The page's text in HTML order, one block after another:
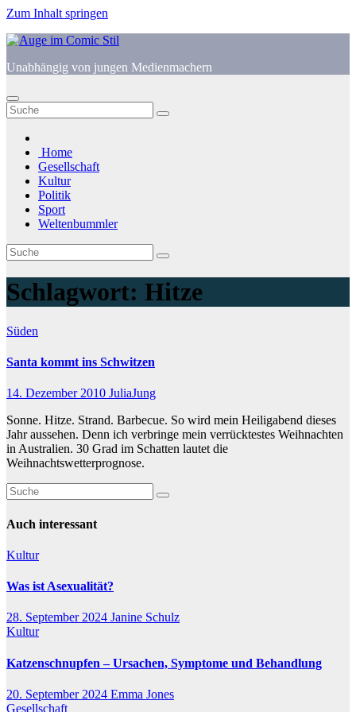
Zum Inhalt springen
Unabhängig von jungen Medienmachern
Home
Gesellschaft
Kultur
Politik
Sport
Weltenbummler
Schlagwort: Hitze
Süden
Santa kommt ins Schwitzen
14. Dezember 2010 JuliaJung
Sonne. Hitze. Strand. Barbecue. So wird mein Heiligabend dieses
Jahr aussehen. Denn ich verbringe mein verrücktestes Weihnachten
in Australien. 30 Grad im Schatten lautet die
Weihnachtswetterprognose.
Auch interessant
Kultur
Was ist Asexualität?
28. September 2024 Janine Schulz
Kultur
Katzenschnupfen – Ursachen, Symptome und Behandlung
20. September 2024 Emma Jones
Gesellschaft